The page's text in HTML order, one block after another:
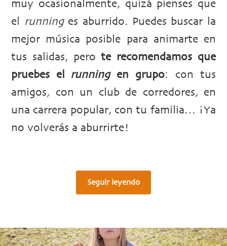
muy ocasionalmente, quizá pienses que
el
runninges aburrido. Puedes buscar la
mejor música posible para animarte en
tus salidas, perote recomendamos que
pruebes el
runningen grupo: con tus
amigos, con un club de corredores, en
una carrera popular, con tu familia… ¡Ya
no volverás a aburrirte!
Seguir leyendo